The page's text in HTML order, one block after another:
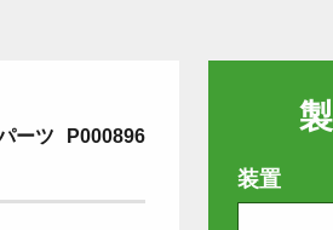
ーツ P000896
装置